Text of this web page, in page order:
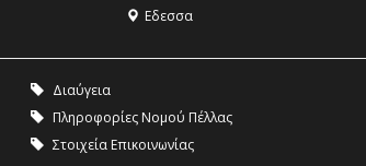
Eδεσσα
Διαύγεια
Πληροφορίες Νομού Πέλλας
Στοιχεία Επικοινωνίας